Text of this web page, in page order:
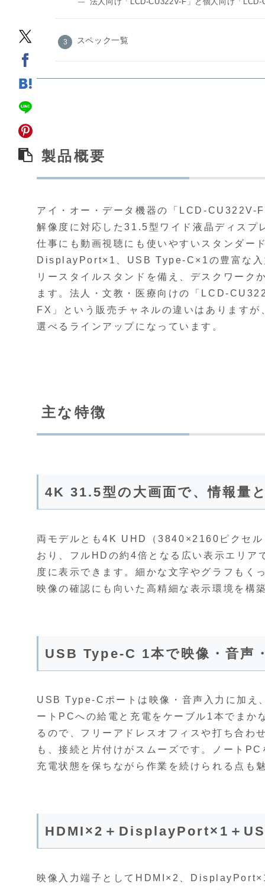
スペック一覧
製品概要
アイ・オー・データ機器の「LCD-
解像度に対応した31.5型ワイド液晶ディス
仕事にも動画視聴にも使いやすいスタンダ
DisplayPort×1、USB Type-C×1の豊富な入
リースタイルスタンドを備え、デスクワーク
ます。法人・文教・医療向けの「LCD-
FX」という販売チャネルの違いはあります
選べるラインアップになっています。
主な特徴
4K 31.5型の大画面で、情報量
両モデルとも4K UHD（3840×2160ピクセ
おり、フルHDの約4倍となる広い表示エリア
度に表示できます。細かな文字やグラフもく
映像の確認にも向いた高精細な表示環境を構
USB Type-C 1本で映像・音声
USB Type-Cポートは映像・音声入力に加
ートPCへの給電と充電をケーブル1本でまか
るので、フリーアドレスオフィスや打ち合わ
も、接続と片付けがスムーズです。ノート
充電状態を保ちながら作業を続けられる点も
HDMI×2＋DisplayPort×1＋
映像入力端子としてHDMI×2、